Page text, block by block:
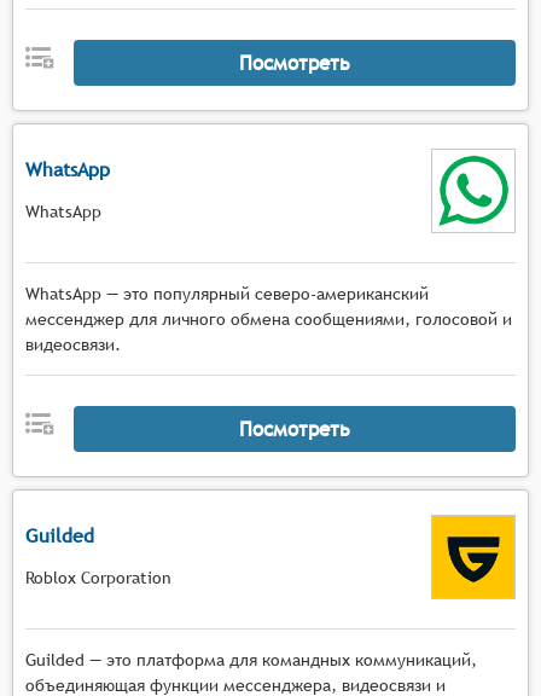
Посмотреть
WhatsApp
WhatsApp
WhatsApp — это популярный северо-американский
мессенджер для личного обмена сообщениями, голосовой и
видеосвязи.
Посмотреть
Guilded
Roblox Corporation
Guilded — это платформа для командных коммуникаций,
объединяющая функции мессенджера, видеосвязи и